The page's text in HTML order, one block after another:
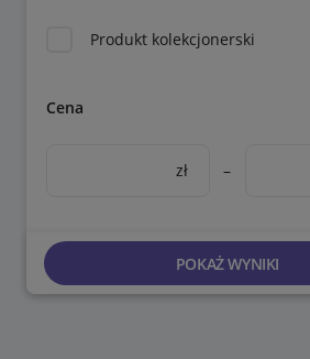
Produkt kolekcjonerski
Cena
zł –
POKAŻ WYNIKI